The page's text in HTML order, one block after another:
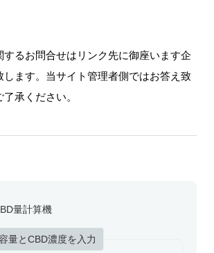
するお問合せはリンク先に御座います企
します。当サイト管理者側ではお答え致
承ください。
量計算機
量とCBD濃度を入力